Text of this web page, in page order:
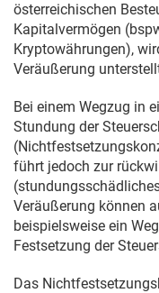
österreichischen
Kapitalvermögen
Kryptowährungen),
Veräußerung
Bei einem Wegzug in
Stundung der
führt jedoch zur
Veräußerung können
beispielsweise ein
Festsetzung der
Das